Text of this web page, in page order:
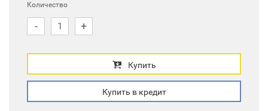
Количество
- +
Купить
Купить в кредит